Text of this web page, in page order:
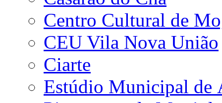
Centro Cultural de
CEU Vila Nova União
Ciarte
Estúdio Municipal de